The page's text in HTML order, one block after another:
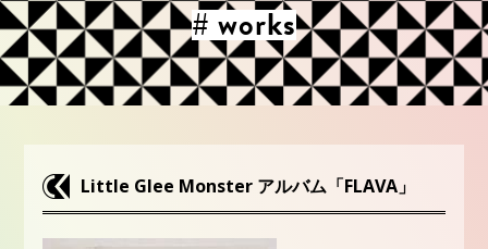
# works
Little Glee Monster アルバム「FLAVA」